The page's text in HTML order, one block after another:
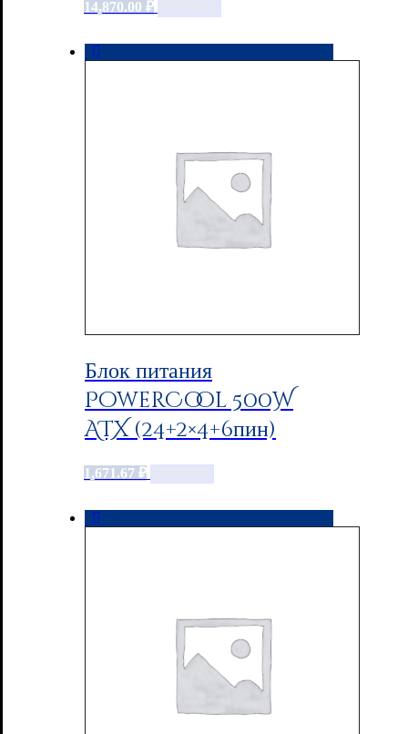
14,870.00 ₽
Блок питания
PowerCool 500W
ATX (24+2×4+6пин)
1,671.67 ₽